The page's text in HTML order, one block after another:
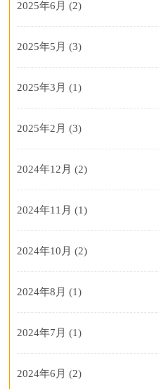
2025年6月 (2)
2025年5月 (3)
2025年3月 (1)
2025年2月 (3)
2024年12月 (2)
2024年11月 (1)
2024年10月 (2)
2024年8月 (1)
2024年7月 (1)
2024年6月 (2)